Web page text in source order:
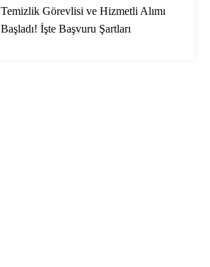
Temizlik Görevlisi ve Hizmetli Alımı
Başladı! İşte Başvuru Şartları